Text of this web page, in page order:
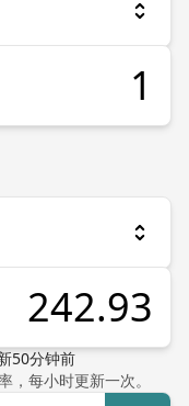
50分钟前
，每小时更新一次。